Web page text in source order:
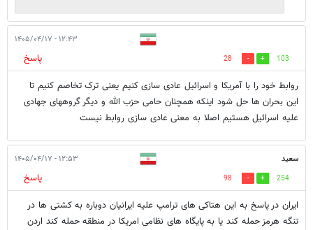
۱۲:۴۳ - ۱۴۰۵/۰۴/۱۷
103
28
پاسخ
روابط خود را با آمریکا و اسرائیل عادی سازی کنیم یعنی ترک تخاصم کنیم تا
این بحران ها حل شود اینکه همچنان حامی حزب الله و دیگر گروههای جهادی
علیه اسرائیل هستیم اصلا به معنی عادی سازی روابط نیست
سعید ۱۲:۵۳ - ۱۴۰۵/۰۴/۱۷
254
98
پاسخ
ایران در پاسخ به این هتاکی های ترامپ علیه ایرانیان دوباره به کشتی ها در
تنگه هرمز حمله کند یا به پایگاه های نظامی امریکا در منطقه حمله کند اردن